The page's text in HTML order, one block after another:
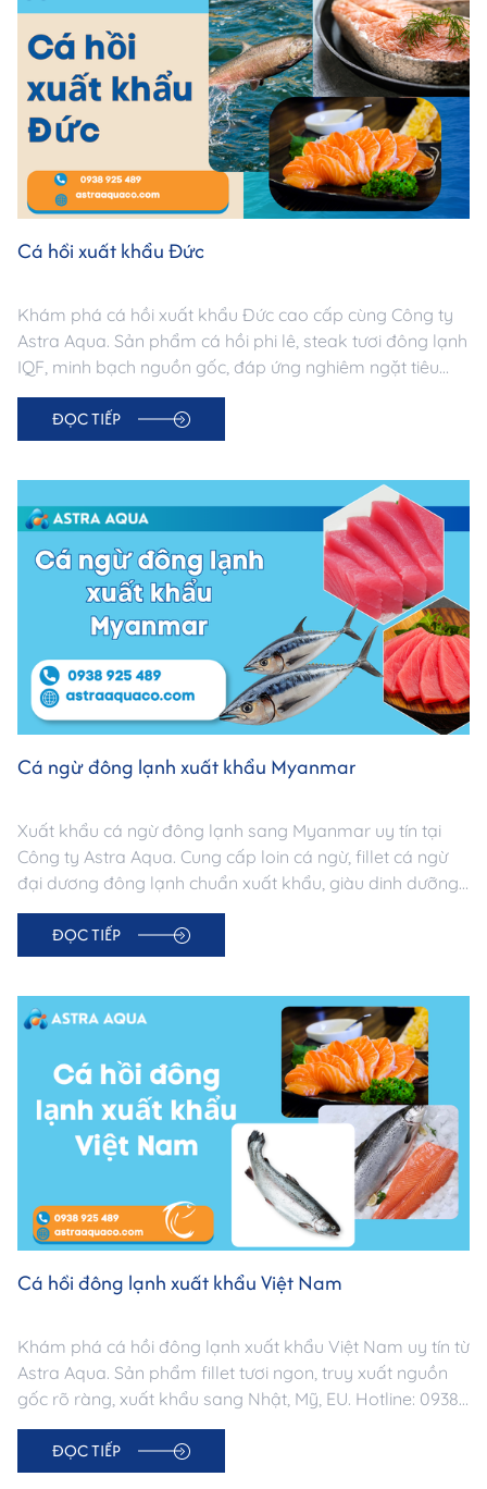
Cá hồi xuất khẩu Đức
Khám phá cá hồi xuất khẩu Đức cao cấp cùng Công ty
Astra Aqua. Sản phẩm cá hồi phi lê, steak tươi đông lạnh
IQF, minh bạch nguồn gốc, đáp ứng nghiêm ngặt tiêu
chuẩn thị trường Đức. Đối tác tin cậy cho doanh nghiệp
nhập khẩu thủy sản châu Âu.
ĐỌC TIẾP
Cá ngừ đông lạnh xuất khẩu Myanmar
Xuất khẩu cá ngừ đông lạnh sang Myanmar uy tín tại
Công ty Astra Aqua. Cung cấp loin cá ngừ, fillet cá ngừ
đại dương đông lạnh chuẩn xuất khẩu, giàu dinh dưỡng,
nguồn gốc minh bạch. Đảm bảo chất lượng & logistics
chuyên nghiệp.
ĐỌC TIẾP
Cá hồi đông lạnh xuất khẩu Việt Nam
Khám phá cá hồi đông lạnh xuất khẩu Việt Nam uy tín từ
Astra Aqua. Sản phẩm fillet tươi ngon, truy xuất nguồn
gốc rõ ràng, xuất khẩu sang Nhật, Mỹ, EU. Hotline: 0938
925 489.
ĐỌC TIẾP